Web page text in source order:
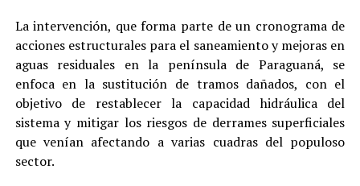
La intervención, que forma parte de un cronograma de
acciones estructurales para el saneamiento y mejoras en
aguas residuales en la península de Paraguaná, se
enfoca en la sustitución de tramos dañados, con el
objetivo de restablecer la capacidad hidráulica del
sistema y mitigar los riesgos de derrames superficiales
que venían afectando a varias cuadras del populoso
sector.